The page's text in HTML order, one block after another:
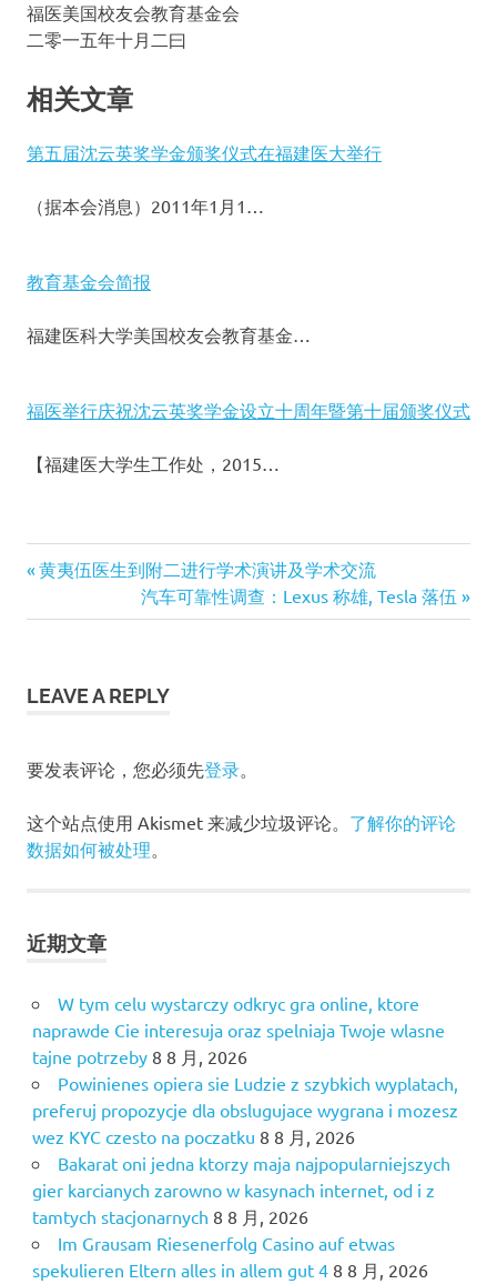
福医美国校友会教育基金会
二零一五年十月二曰
相关文章
第五届沈云英奖学金颁奖仪式在福建医大举行
（据本会消息）2011年1月1…
教育基金会简报
福建医科大学美国校友会教育基金…
福医举行庆祝沈云英奖学金设立十周年暨第十届颁奖仪式
【福建医大学生工作处，2015…
导
Previous
黄夷伍医生到附二进行学术演讲及学术交流
Next
Post:
汽车可靠性调查：Lexus 称雄, Tesla 落伍
LEAVE A REPLY
要发表评论，您必须先登录。
这个站点使用 Akismet 来减少垃圾评论。 了解你的评论
数据如何被处理。
近期文章
W tym celu wystarczy odkryc gra online, ktore
naprawde Cie interesuja oraz spelniaja Twoje wlasne
tajne potrzeby 8 8 月, 2026
Powinienes opiera sie Ludzie z szybkich wyplatach,
preferuj propozycje dla obslugujace wygrana i mozesz
wez KYC czesto na poczatku 8 8 月, 2026
Bakarat oni jedna ktorzy maja najpopularniejszych
gier karcianych zarowno w kasynach internet, od i z
tamtych stacjonarnych 8 8 月, 2026
Im Grausam Riesenerfolg Casino auf etwas
spekulieren Eltern alles in allem gut 4 8 8 月, 2026